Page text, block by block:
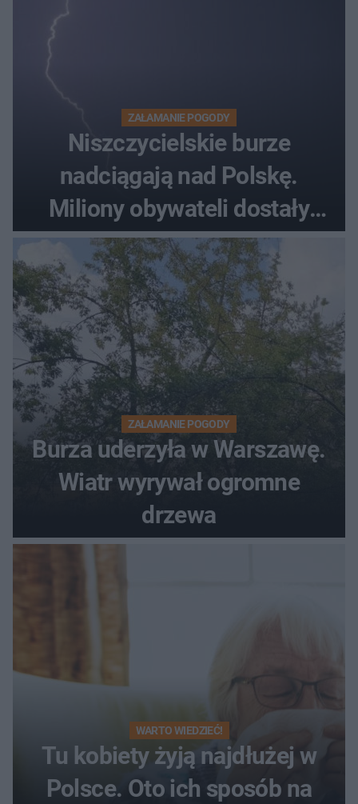
ZAŁAMANIE POGODY
Niszczycielskie burze
nadciągają nad Polskę.
Miliony obywateli dostały
wiadomości z pilnym
ostrzeżeniem
ZAŁAMANIE POGODY
Burza uderzyła w Warszawę.
Wiatr wyrywał ogromne
drzewa
WARTO WIEDZIEĆ!
Tu kobiety żyją najdłużej w
Polsce. Oto ich sposób na